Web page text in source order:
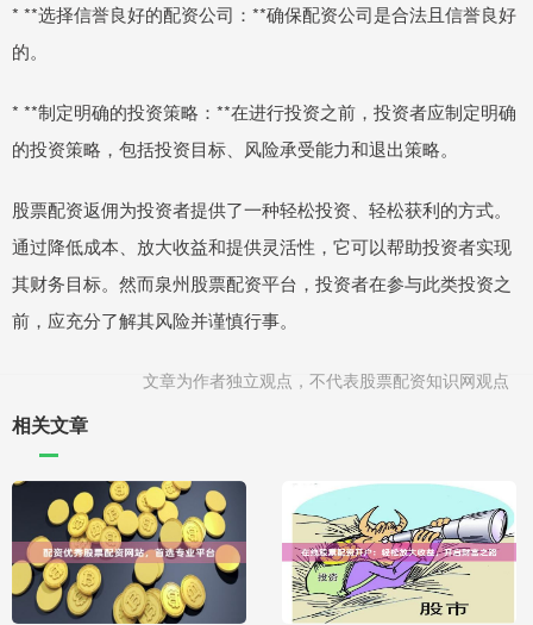
* **选择信誉良好的配资公司：**确保配资公司是合法且信誉良好
的。
* **制定明确的投资策略：**在进行投资之前，投资者应制定明确
的投资策略，包括投资目标、风险承受能力和退出策略。
股票配资返佣为投资者提供了一种轻松投资、轻松获利的方式。
通过降低成本、放大收益和提供灵活性，它可以帮助投资者实现
其财务目标。然而泉州股票配资平台，投资者在参与此类投资之
前，应充分了解其风险并谨慎行事。
文章为作者独立观点，不代表股票配资知识网观点
相关文章